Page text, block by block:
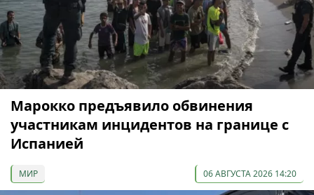
Марокко предъявило обвинения
участникам инцидентов на границе с
Испанией
МИР 06 АВГУСТА 2026 14:20